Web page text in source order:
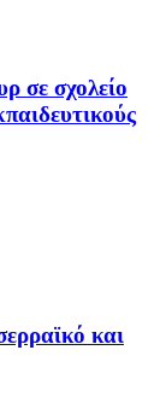
σε σχολείο
και